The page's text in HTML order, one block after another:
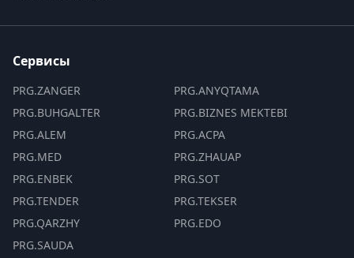
Сервисы
PRG.ZANGER
PRG.BUHGALTER
PRG.ALEM
PRG.MED
PRG.ENBEK
PRG.TENDER
PRG.QARZHY
PRG.SAUDA
PRG.ANYQTAMA
PRG.BIZNES MEKTEBI
PRG.ACPA
PRG.ZHAUAP
PRG.SOT
PRG.TEKSER
PRG.EDO